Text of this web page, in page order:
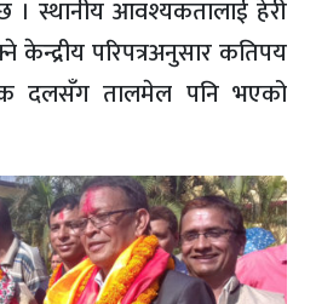
। स्थानीय आवश्यकतालाई हेरी
केन्द्रीय परिपत्रअनुसार कतिपय
दलसँग तालमेल पनि भएको